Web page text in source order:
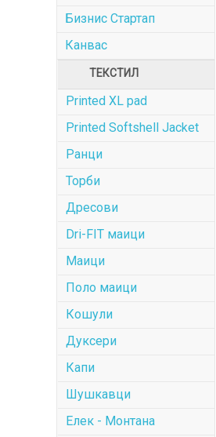
Бизнис Стартап
Канвас
ТЕКСТИЛ
Printed XL pad
Printed Softshell Jacket
Ранци
Торби
Дресови
Dri-FIT маици
Маици
Поло маици
Кошули
Дуксери
Капи
Шушкавци
Елек - Монтана